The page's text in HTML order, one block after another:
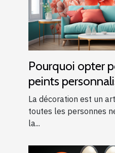
Pourquoi opter
peints
La décoration est un
toutes les personnes
la...